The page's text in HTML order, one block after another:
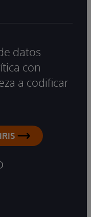
datos
con
a codificar